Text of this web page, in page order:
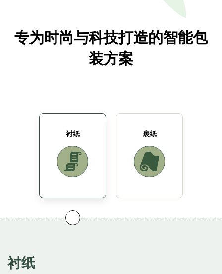
专为时尚与科技打造的智能包
装方案
衬纸 裹纸
衬纸